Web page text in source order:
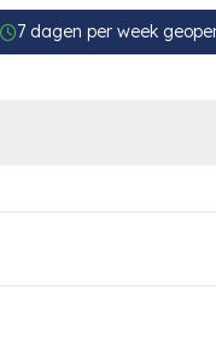
7 dagen per week